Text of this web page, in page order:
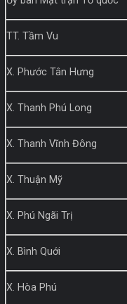
TT. Tầm Vu
X. Phước Tân Hưng
X. Thanh Phú Long
X. Thanh Vĩnh Đông
X. Thuận Mỹ
X. Phú Ngãi Trị
X. Bình Quới
X. Hòa Phú